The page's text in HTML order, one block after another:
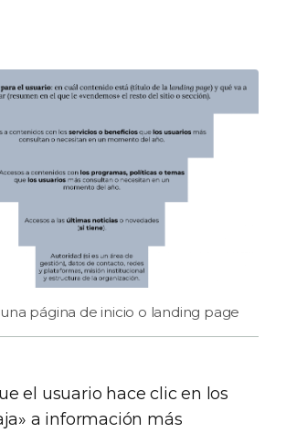
página de inicio o landing page
el usuario hace clic en los
a información más